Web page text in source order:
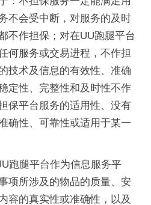
不会受中断，对服务的及时
不作担保；对在UU跑腿平台
何服务或交易进程，不作担
技术及信息的有效性、准确
定性、完整性和及时性不作
保平台服务的适用性、没有
确性、可靠性或适用于某一
跑腿平台作为信息服务平
项所涉及的物品的质量、安
容的真实性或准确性，以及